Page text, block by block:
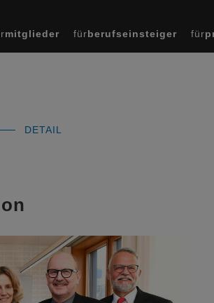
mitglieder fürberufseinsteiger für
DETAIL